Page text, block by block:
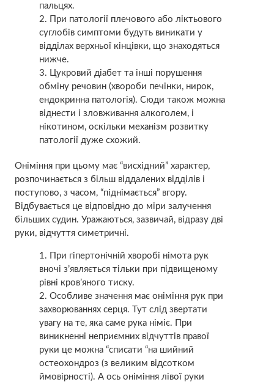
пальцях.
При патології плечового або ліктьового
суглобів симптоми будуть виникати у
відділах верхньої кінцівки, що знаходяться
нижче.
Цукровий діабет та інші порушення
обміну речовин (хвороби печінки, нирок,
ендокринна патологія). Сюди також можна
віднести і зловживання алкоголем, і
нікотином, оскільки механізм розвитку
патології дуже схожий.
Оніміння при цьому має “висхідний” характер,
розпочинається з більш віддалених відділів і
поступово, з часом, “піднімається” вгору.
Відбувається це відповідно до міри залучення
більших судин. Уражаються, зазвичай, відразу дві
руки, відчуття симетричні.
При гіпертонічній хворобі німота рук
вночі з’являється тільки при підвищеному
рівні кров’яного тиску.
Особливе значення має оніміння рук при
захворюваннях серця. Тут слід звертати
увагу на те, яка саме рука німіє. При
виникненні неприємних відчуттів правої
руки це можна “списати “на шийний
остеохондроз (з великим відсотком
ймовірності). А ось оніміння лівої руки